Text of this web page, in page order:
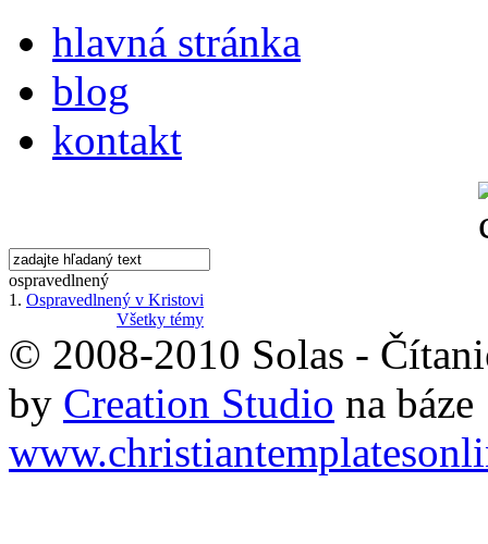
hlavná stránka
blog
kontakt
ospravedlnený
1. Ospravedlnený v Kristovi
Všetky témy
© 2008-2010 Solas -
by Creation Studio na báze